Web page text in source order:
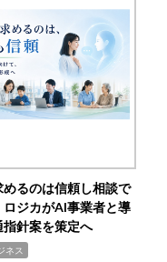
めるのは信頼し相談で
ジカがAI事業者と導
指針案を策定へ
ネス